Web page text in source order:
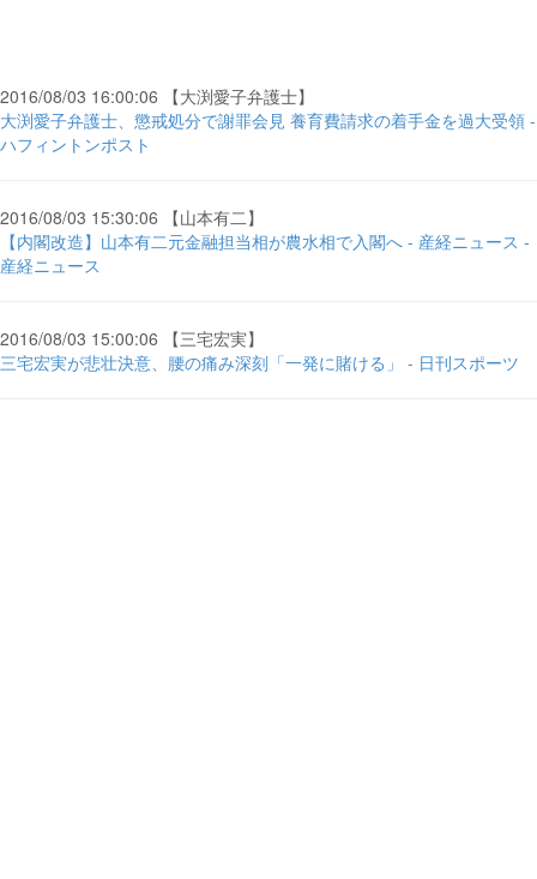
2016/08/03 16:00:06 【大渕愛子弁護士】
大渕愛子弁護士、懲戒処分で謝罪会見 養育費請求の着手金を過大受領 -
ハフィントンポスト
2016/08/03 15:30:06 【山本有二】
【内閣改造】山本有二元金融担当相が農水相で入閣へ - 産経ニュース -
産経ニュース
2016/08/03 15:00:06 【三宅宏実】
三宅宏実が悲壮決意、腰の痛み深刻「一発に賭ける」 - 日刊スポーツ